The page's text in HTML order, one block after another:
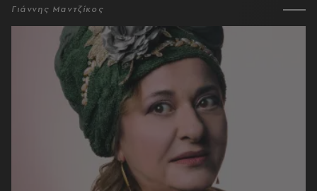
Γιάννης Μαντζίκος